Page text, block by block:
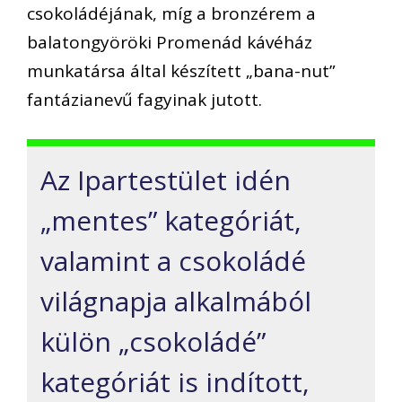
csokoládéjának, míg a bronzérem a
balatongyöröki Promenád kávéház
munkatársa által készített „bana-nut”
fantázianevű fagyinak jutott.
Az Ipartestület idén
„mentes” kategóriát,
valamint a csokoládé
világnapja alkalmából
külön „csokoládé”
kategóriát is indított,